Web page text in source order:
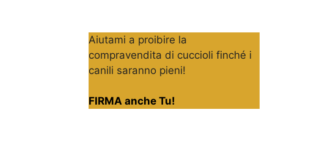
Aiutami a proibire la
compravendita di cuccioli finché i
canili saranno pieni!
FIRMA anche Tu!